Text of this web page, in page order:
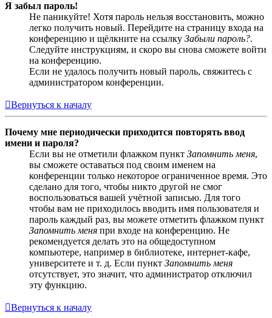
Я забыл пароль!
Не паникуйте! Хотя пароль нельзя восстановить, можно
легко получить новый. Перейдите на страницу входа на
конференцию и щёлкните на ссылку Забыли пароль?.
Следуйте инструкциям, и скоро вы снова сможете войти
на конференцию.
Если не удалось получить новый пароль, свяжитесь с
администратором конференции.
Вернуться к началу
Почему мне периодически приходится повторять ввод
имени и пароля?
Если вы не отметили флажком пункт Запомнить меня,
вы сможете оставаться под своим именем на
конференции только некоторое ограниченное время. Это
сделано для того, чтобы никто другой не смог
воспользоваться вашей учётной записью. Для того
чтобы вам не приходилось вводить имя пользователя и
пароль каждый раз, вы можете отметить флажком пункт
Запомнить меня при входе на конференцию. Не
рекомендуется делать это на общедоступном
компьютере, например в библиотеке, интернет-кафе,
университете и т. д. Если пункт Запомнить меня
отсутствует, это значит, что администратор отключил
эту функцию.
Вернуться к началу